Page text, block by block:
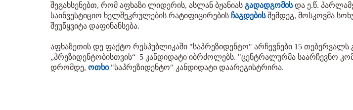
შეგახსენებთ, რომ აფხაზი ლიდერის, ასლან ბჟანიას გადადგომისდა ე.წ.
საინვესტიციო ხელშეკრულების რატიფიცირების ჩაგდებისშემდეგ, მოსკოვმა
შეუწყვიტა დაფინანსება.
აფხაზეთის დე ფაქტო რესპუბლიკაში "საპრეზიდენტო" არჩევნები 15 თებერვალს
„პრეზიდენტობისთვის“ 5 კანდიდატი იბრძოლებს. "ცენტრალურმა საარჩევნო
დრომდე, ოთხი "საპრეზიდენტო" კანდიდატი დაარეგისტრირა.